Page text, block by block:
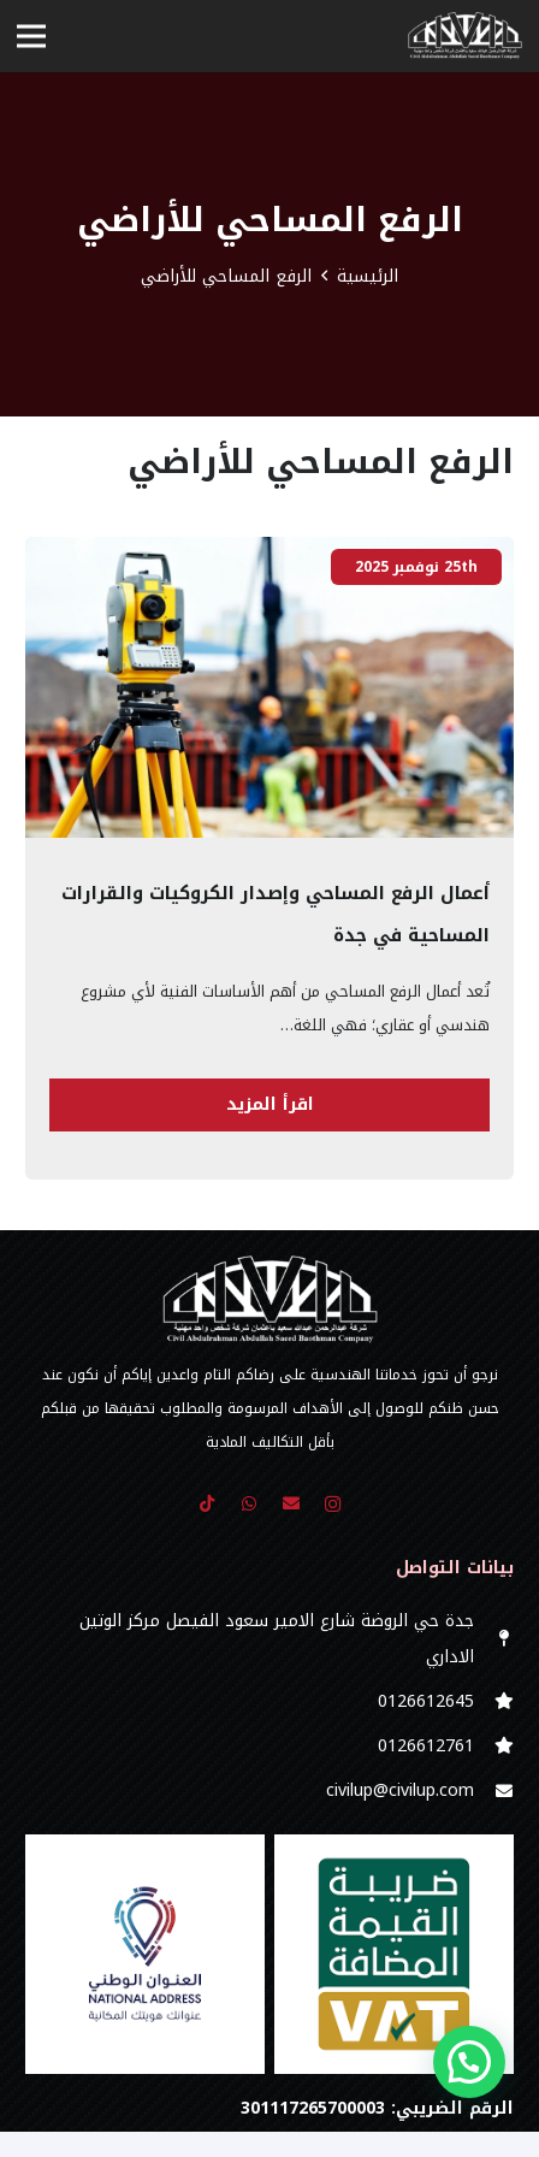
الرفع المساحي للأراضي
الرئيسية الرفع المساحي للأراضي
الرفع المساحي للأراضي
أعمال الرفع المساحي وإصدار الكروكيات والقرارات
المساحية في جدة
تُعد أعمال الرفع المساحي من أهم الأساسات الفنية لأي مشروع
هندسي أو عقاري؛ فهي اللغة…
اقرأ المزيد
25th نوفمبر 2025
نرجو أن تحوز خدماتنا الهندسية على رضاكم التام واعدين إياكم أن نكون عند
حسن ظنكم للوصول إلى الأهداف المرسومة والمطلوب تحقيقها من قبلكم
بأقل التكاليف المادية
بيانات التواصل
جدة حي الروضة شارع الامير سعود الفيصل مركز الوتين
الاداري
0126612645‬
‭0126612761
civilup@civilup.com
الرقم الضريبي: 301117265700003